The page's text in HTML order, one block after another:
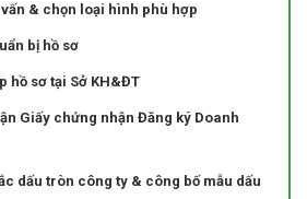
& chọn loại hình phù hợp
bị hồ sơ
hồ sơ tại Sở KH&ĐT
Giấy chứng nhận Đăng ký Doanh
dấu tròn công ty & công bố mẫu dấu